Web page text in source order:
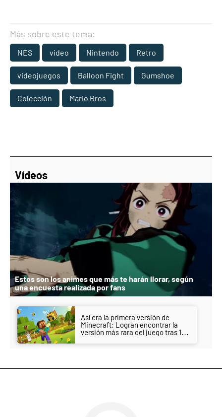
Más sobre este tema:
NES video Nintendo Retro
videojuegos Balloon Fight Gumshoe
Colección Mario Bros
Vídeos
Estos son los animes que más te harán llorar, según
una encuesta realizada por fans
Así era la primera versión de
Minecraft: Logran encontrar la
versión más rara del juego tras 10